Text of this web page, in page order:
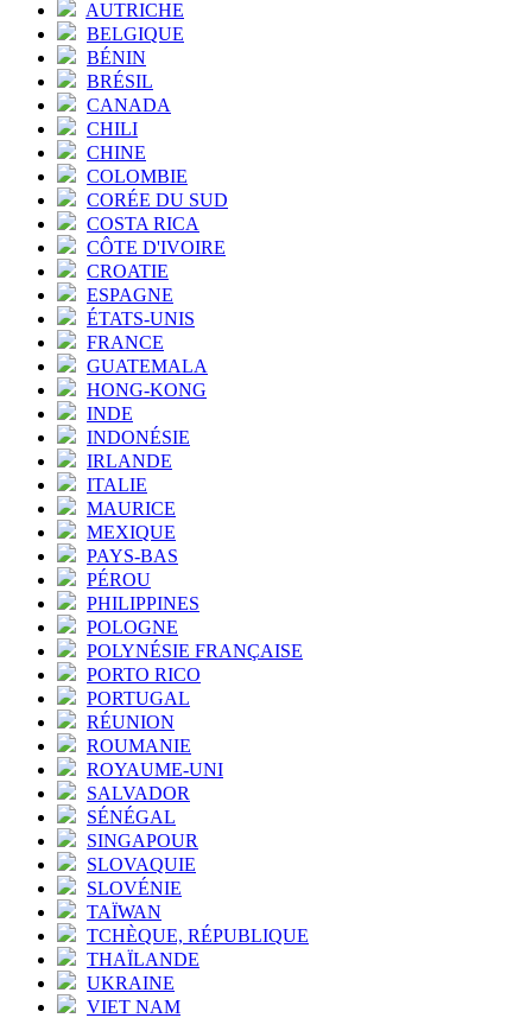
AUTRICHE
BELGIQUE
BÉNIN
BRÉSIL
CANADA
CHILI
CHINE
COLOMBIE
CORÉE DU SUD
COSTA RICA
CÔTE D'IVOIRE
CROATIE
ESPAGNE
ÉTATS-UNIS
FRANCE
GUATEMALA
HONG-KONG
INDE
INDONÉSIE
IRLANDE
ITALIE
MAURICE
MEXIQUE
PAYS-BAS
PÉROU
PHILIPPINES
POLOGNE
POLYNÉSIE FRANÇAISE
PORTO RICO
PORTUGAL
RÉUNION
ROUMANIE
ROYAUME-UNI
SALVADOR
SÉNÉGAL
SINGAPOUR
SLOVAQUIE
SLOVÉNIE
TAÏWAN
TCHÈQUE, RÉPUBLIQUE
THAÏLANDE
UKRAINE
VIET NAM